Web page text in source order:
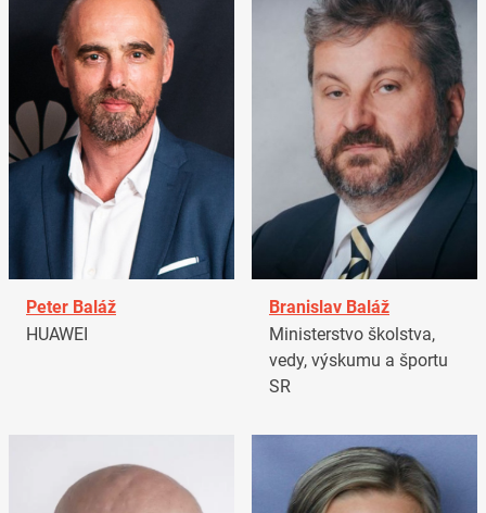
Peter Baláž
HUAWEI
Branislav Baláž
Ministerstvo školstva,
vedy, výskumu a športu
SR